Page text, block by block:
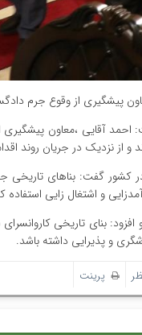
از وقوع جرم
آقایی ،معاون
از نزدیک در جریان روند
در کشور گفت: بناهای
و اشتغال زایی استفاده
افزود: بنای تاریخی
و پذیرایی داشته باشد.
پرینت